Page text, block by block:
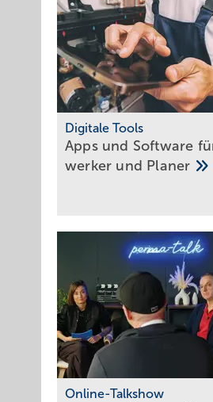
Digitale Tools
Apps und Soft­ware
werker und Planer
Online-Talkshow